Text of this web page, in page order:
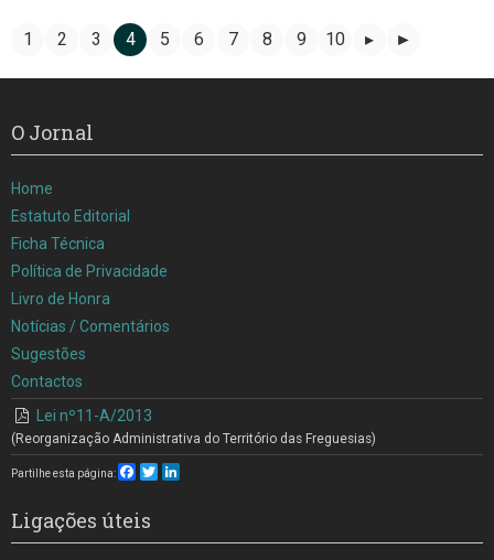
1 2 3 4 5 6 7 8 9 10 ▸ ►
O Jornal
Home
Estatuto Editorial
Ficha Técnica
Política de Privacidade
Livro de Honra
Notícias / Comentários
Sugestões
Contactos
Lei nº11-A/2013
(Reorganização Administrativa do Território das Freguesias)
Partilhe esta página: Facebook
Twitter
Ligações úteis